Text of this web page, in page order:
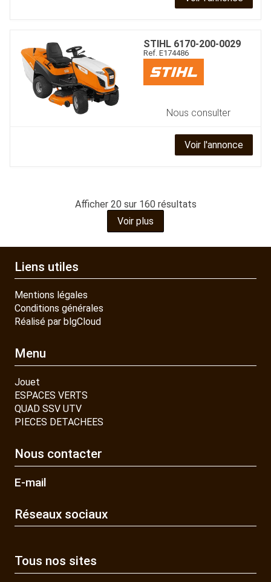
STIHL 6170-200-0029
Ref. E174486
Nous consulter
Voir l'annonce
Afficher 20 sur 160 résultats
Voir plus
Liens utiles
Mentions légales
Conditions générales
Réalisé par blgCloud
Menu
Jouet
ESPACES VERTS
QUAD SSV UTV
PIECES DETACHEES
Nous contacter
E-mail
Réseaux sociaux
Tous nos sites